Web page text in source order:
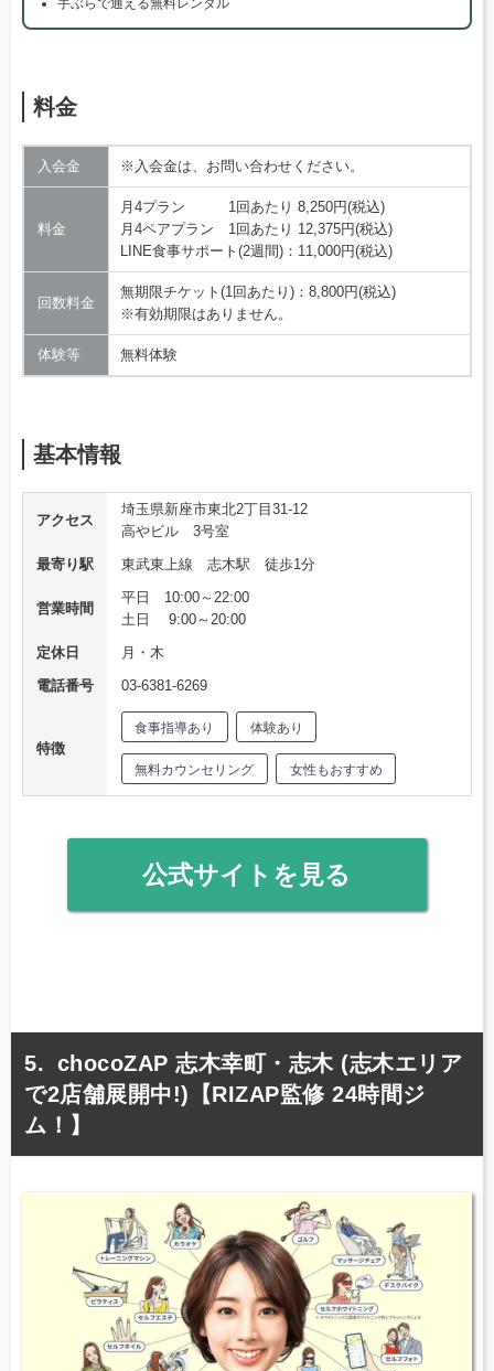
手ぶらで通える無料レンタル
料金
入会金 ※入会金は、お問い合わせください。
料金
月4プラン 1回あたり 8,250円(税込)
月4ペアプラン 1回あたり 12,375円(税込)
LINE食事サポート(2週間)：11,000円(税込)
回数料金
無期限チケット(1回あたり)：8,800円(税込)
※有効期限はありません。
体験等 無料体験
基本情報
アクセス
埼玉県新座市東北2丁目31-12
高やビル 3号室
最寄り駅
東武東上線 志木駅 徒歩1分
営業時間
平日 10:00～22:00
土日 9:00～20:00
定休日
月・木
電話番号
03-6381-6269
特徴
食事指導あり 体験あり
無料カウンセリング 女性もおすすめ
公式サイトを見る
chocoZAP 志木幸町・志木 (志木エリア
で2店舗展開中!)【RIZAP監修 24時間ジ
ム！】